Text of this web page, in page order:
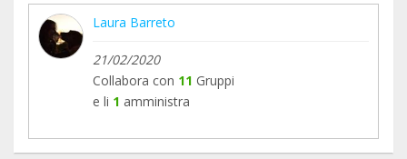
Laura Barreto
21/02/2020
Collabora con 11 Gruppi
e li 1 amministra